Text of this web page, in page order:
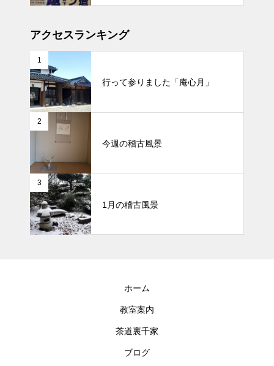
アクセスランキング
1
行って参りました「庵心月」
2
今週の稽古風景
3
1月の稽古風景
ホーム
教室案内
茶道裏千家
ブログ